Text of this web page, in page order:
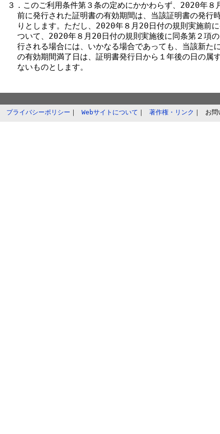
３．このご利用条件第３条の定めにかかわらず、2020年８
前に発行された証明書の有効期間は、当該証明書の発行
りとします。ただし、2020年８月20日付の規則実施前
ついて、2020年８月20日付の規則実施後に同条第２項
行される場合には、いかなる場合であっても、当該新た
の有効期間満了日は、証明書発行日から１年後の日の属
プライバシーポリシー ｜ Webサイトについて ｜ 著作権・リンク ｜ お問